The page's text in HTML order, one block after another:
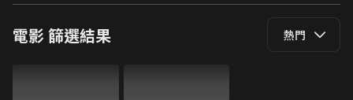
電影篩選結果 熱門